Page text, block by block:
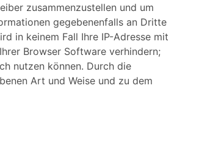
zusammenzustellen und um
gegebenenfalls an Dritte
in keinem Fall Ihre IP-Adresse mit
Browser Software verhindern;
nutzen können. Durch die
Art und Weise und zu dem